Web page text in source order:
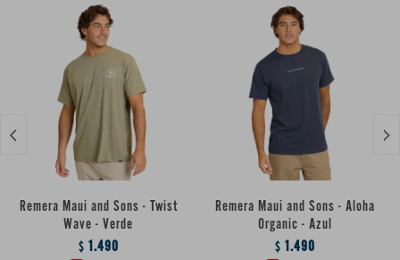
Remera Maui and Sons - Twist
Wave - Verde
$ 1.490
Remera Maui and Sons - Aloha
Organic - Azul
$ 1.490
 